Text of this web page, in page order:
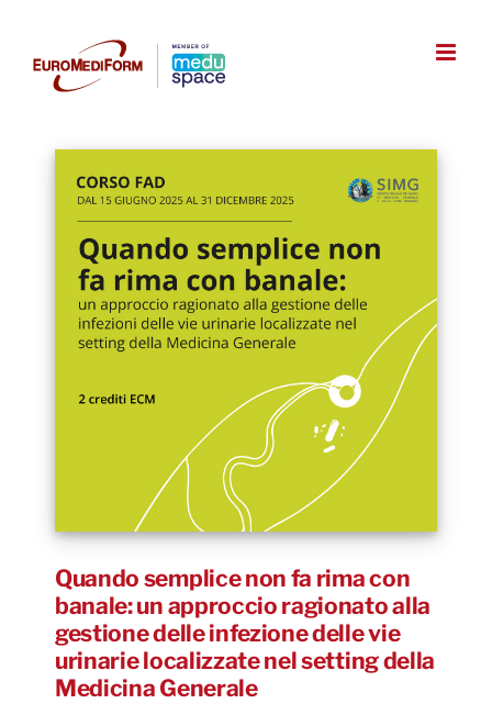
contenuto
Quando semplice non fa rima con
banale: un approccio ragionato alla
gestione delle infezione delle vie
urinarie localizzate nel setting della
Medicina Generale